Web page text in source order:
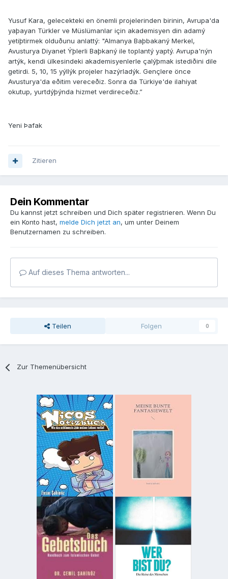
Yusuf Kara, gelecekteki en önemli projelerinden birinin, Avrupa'da
yaþayan Türkler ve Müslümanlar için akademisyen din adamý
yetiþtirmek olduðunu anlattý: "Almanya Baþbakaný Merkel,
Avusturya Diyanet Ýþlerli Baþkaný ile toplantý yaptý. Avrupa'nýn
artýk, kendi ülkesindeki akademisyenlerle çalýþmak istediðini dile
getirdi. 5, 10, 15 yýllýk projeler hazýrladýk. Gençlere önce
Avusturya'da eðitim vereceðiz. Sonra da Türkiye'de ilahiyat
okutup, yurtdýþýnda hizmet verdireceðiz.”
Yeni Þafak
Zitieren
Dein Kommentar
Du kannst jetzt schreiben und Dich später registrieren. Wenn Du
ein Konto hast, melde Dich jetzt an, um unter Deinem
Benutzernamen zu schreiben.
Auf dieses Thema antworten...
Teilen Folgen 0
Zur Themenübersicht